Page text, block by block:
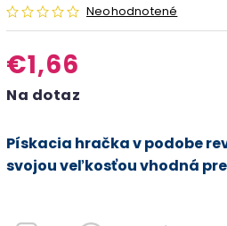
Neohodnotené
€1,66
Na dotaz
Pískacia hračka v podobe
svojou veľkosťou vhodná